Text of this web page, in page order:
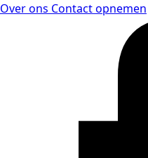
Over ons Contact opnemen